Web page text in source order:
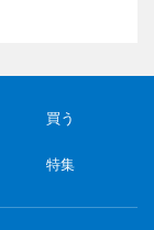
買う
特集